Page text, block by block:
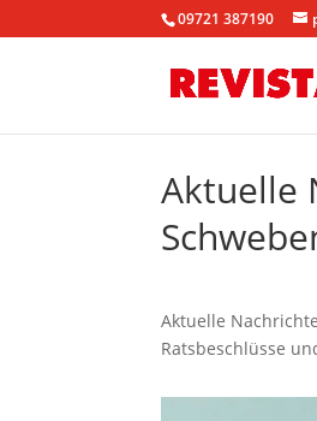
09721 387190
Aktuelle
Aktuelle
Ratsbeschlüsse